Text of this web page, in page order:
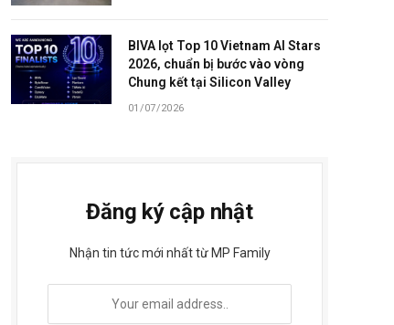
BIVA lọt Top 10 Vietnam AI Stars
2026, chuẩn bị bước vào vòng
Chung kết tại Silicon Valley
01/07/2026
Đăng ký cập nhật
Nhận tin tức mới nhất từ MP Family